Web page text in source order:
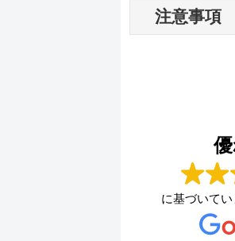
注意事項
に基づいて
少し前から問い合わせ用のメ
くなり、困っていました。久
が、素早く対応して頂きまし